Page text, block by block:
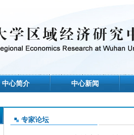
中心简介 中心新闻
专家论坛